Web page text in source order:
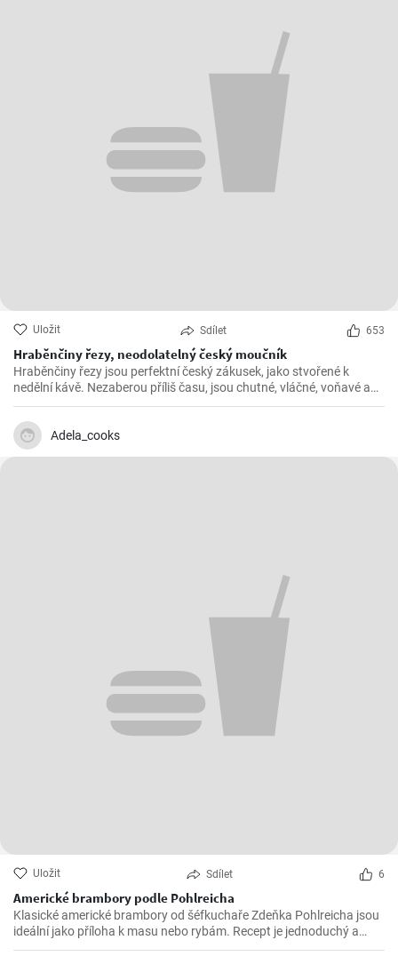
Uložit Sdílet 653
Hraběnčiny řezy, neodolatelný český moučník
Hraběnčiny řezy jsou perfektní český zákusek, jako stvořené k
nedělní kávě. Nezaberou příliš času, jsou chutné, vláčné, voňavé a
příprava zabere maximálně hodinku.
Adela_cooks
Uložit Sdílet 6
Americké brambory podle Pohlreicha
Klasické americké brambory od šéfkuchaře Zdeňka Pohlreicha jsou
ideální jako příloha k masu nebo rybám. Recept je jednoduchý a
výsledek vždy vynikající.